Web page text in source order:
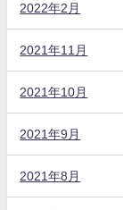
2022年2月
2021年11月
2021年10月
2021年9月
2021年8月